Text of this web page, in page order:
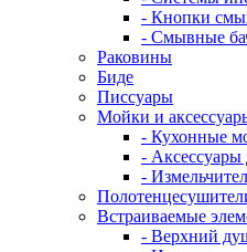
- Кнопки
- Смывные
Раковины
Биде
Писсуары
Мойки и
- Кухонные
- Аксессуары
-
Встраиваемые
- Верхний